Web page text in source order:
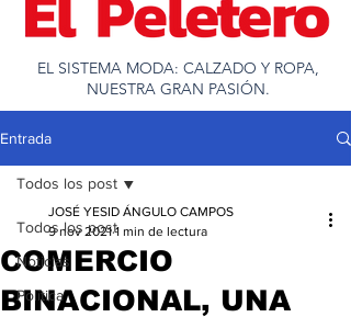
EL SISTEMA MODA: CALZADO Y ROPA,
NUESTRA GRAN PASIÓN.
Entrada
Todos los post
Noticias
Política
Todos los post
COMERCIO
BINACIONAL, UNA
JOSÉ YESID ÁNGULO CAMPOS
9 nov 2021 1 min de lectura